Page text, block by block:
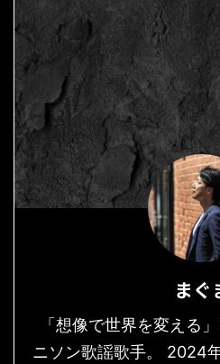
まぐ
「想像で世界を変える
ニソン歌謡歌手。 2024